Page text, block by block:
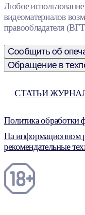
Любое
видеоматериалов
правообладателя
Сообщить об
Обращение в
СТАТЬИ
Политика обработки
На информационном
рекомендательные